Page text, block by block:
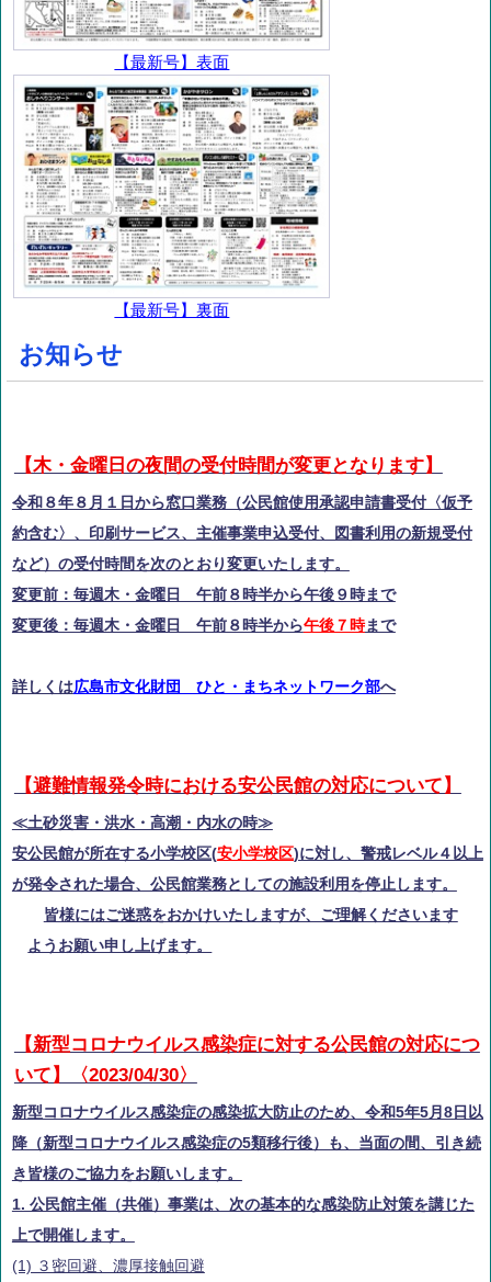
【最新号】表面
【最新号】裏面
お知らせ
【木・金曜日の夜間の受付時間が変更となります】
令和８年８月１日から窓口業務（公民館使用承認申請書受付〈仮予
約含む〉、印刷サービス、主催事業申込受付、図書利用の新規受付
など）の受付時間を次のとおり変更いたします。
変更前：毎週木・金曜日 午前８時半から午後９時まで
変更後：毎週木・金曜日 午前８時半から午後７時まで
詳しくは広島市文化財団 ひと・まちネットワーク部へ
【避難情報発令時における安公民館の対応について】
≪土砂災害・洪水・高潮・内水の時≫
安公民館が所在する小学校区(安小学校区)に対し、警戒レベル４以上
が発令された場合、公民館業務としての施設利用を停止します。
皆様にはご迷惑をおかけいたしますが、ご理解くださいます
ようお願い申し上げます。
【新型コロナウイルス感染症に対する公民館の対応につ
いて】〈2023/04/30〉
新型コロナウイルス感染症の感染拡大防止のため、令和5年5月8日以
降（新型コロナウイルス感染症の5類移行後）も、当面の間、引き続
き皆様のご協力をお願いします。
1. 公民館主催（共催）事業は、次の基本的な感染防止対策を講じた
上で開催します。
(1) ３密回避、濃厚接触回避